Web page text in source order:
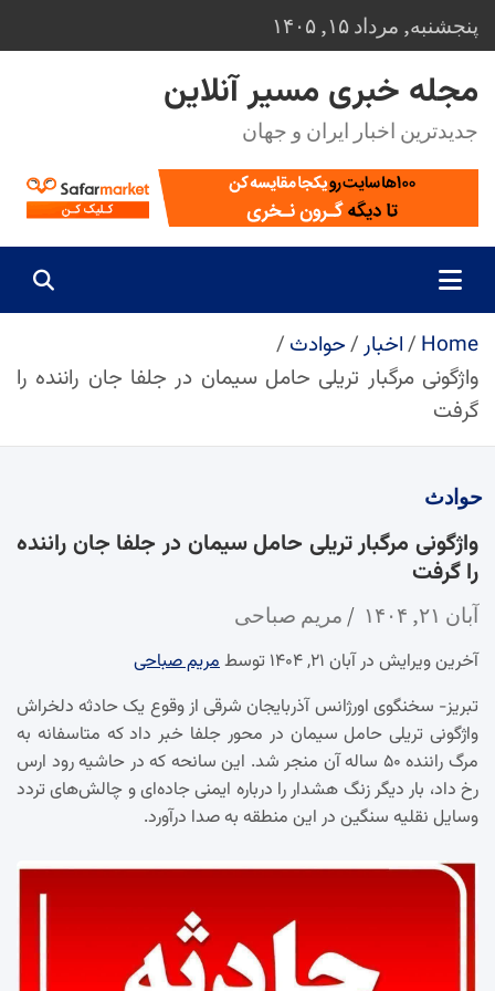
Skip
to
content
پنجشنبه, مرداد ۱۵, ۱۴۰۵
مجله خبری مسیر آنلاین
جدیدترین اخبار ایران و جهان
Home اخبار
حوادث
واژگونی مرگبار تریلی حامل سیمان در جلفا جان راننده را
گرفت
حوادث
واژگونی مرگبار تریلی حامل سیمان در جلفا جان راننده
را گرفت
آبان ۲۱, ۱۴۰۴ مریم صباحی
آخرین ویرایش در آبان ۲۱, ۱۴۰۴ توسط
مریم صباحی
تبریز- سخنگوی اورژانس آذربایجان شرقی از وقوع یک حادثه دلخراش
واژگونی تریلی حامل سیمان در محور جلفا خبر داد که متاسفانه به
مرگ راننده ۵۰ ساله آن منجر شد. این سانحه که در حاشیه رود ارس
رخ داد، بار دیگر زنگ هشدار را درباره ایمنی جاده‌ای و چالش‌های تردد
وسایل نقلیه سنگین در این منطقه به صدا درآورد.